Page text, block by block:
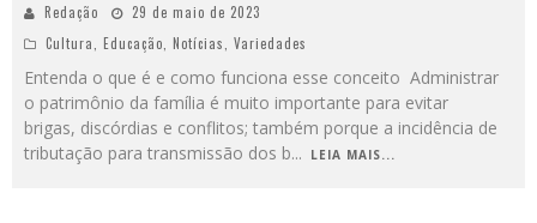
Redação
29 de maio de 2023
Cultura
Educação Notícias Variedades
Entenda o que é e como funciona esse conceito Administrar
o patrimônio da família é muito importante para evitar
brigas, discórdias e conflitos; também porque a incidência de
tributação para transmissão dos b... LEIA MAIS...